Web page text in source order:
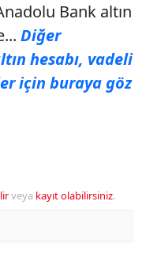
Bank altın
Diğer
hesabı, vadeli
için buraya göz
veya kayıt olabilirsiniz.